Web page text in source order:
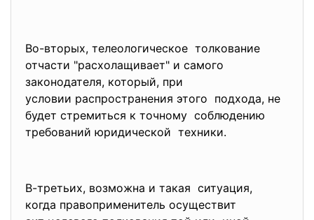
Во-вторых, телеологическое толкование
отчасти "расхолащивает" и самого
законодателя, который, при
условии распространения этого подхода, не
будет стремиться к точному соблюдению
требований юридической техники.
В-третьих, возможна и такая ситуация,
когда правоприменитель осуществит